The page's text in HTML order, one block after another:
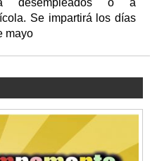
Se impartirá los días
mayo